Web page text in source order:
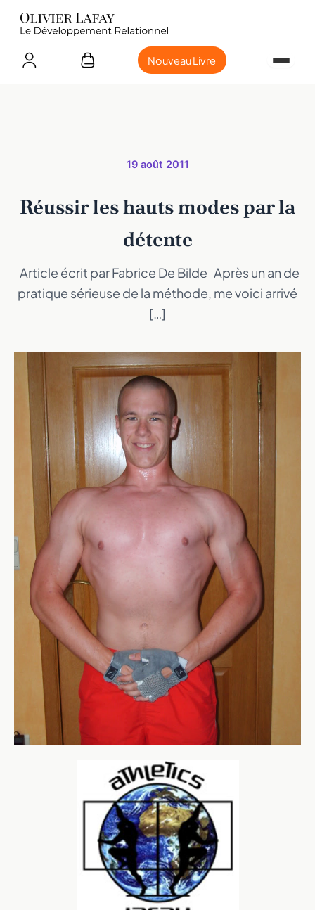
Nouveau Livre
19 août 2011
Réussir les hauts modes par la
détente
Article écrit par Fabrice De Bilde Après un an de
pratique sérieuse de la méthode, me voici arrivé
[…]